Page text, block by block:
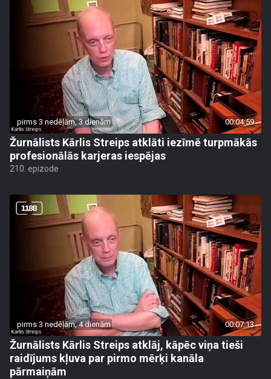
pirms 3 nedēļām, 3 dienām 00:04:59
Žurnālists Kārlis Streips atklāti iezīmē turpmākās
profesionālās karjeras iespējas
210. epizode
pirms 3 nedēļām, 4 dienām 00:07:13
Žurnālists Kārlis Streips atklāj, kāpēc viņa tieši
raidījums kļuva par pirmo mērķi kanāla
pārmaiņām